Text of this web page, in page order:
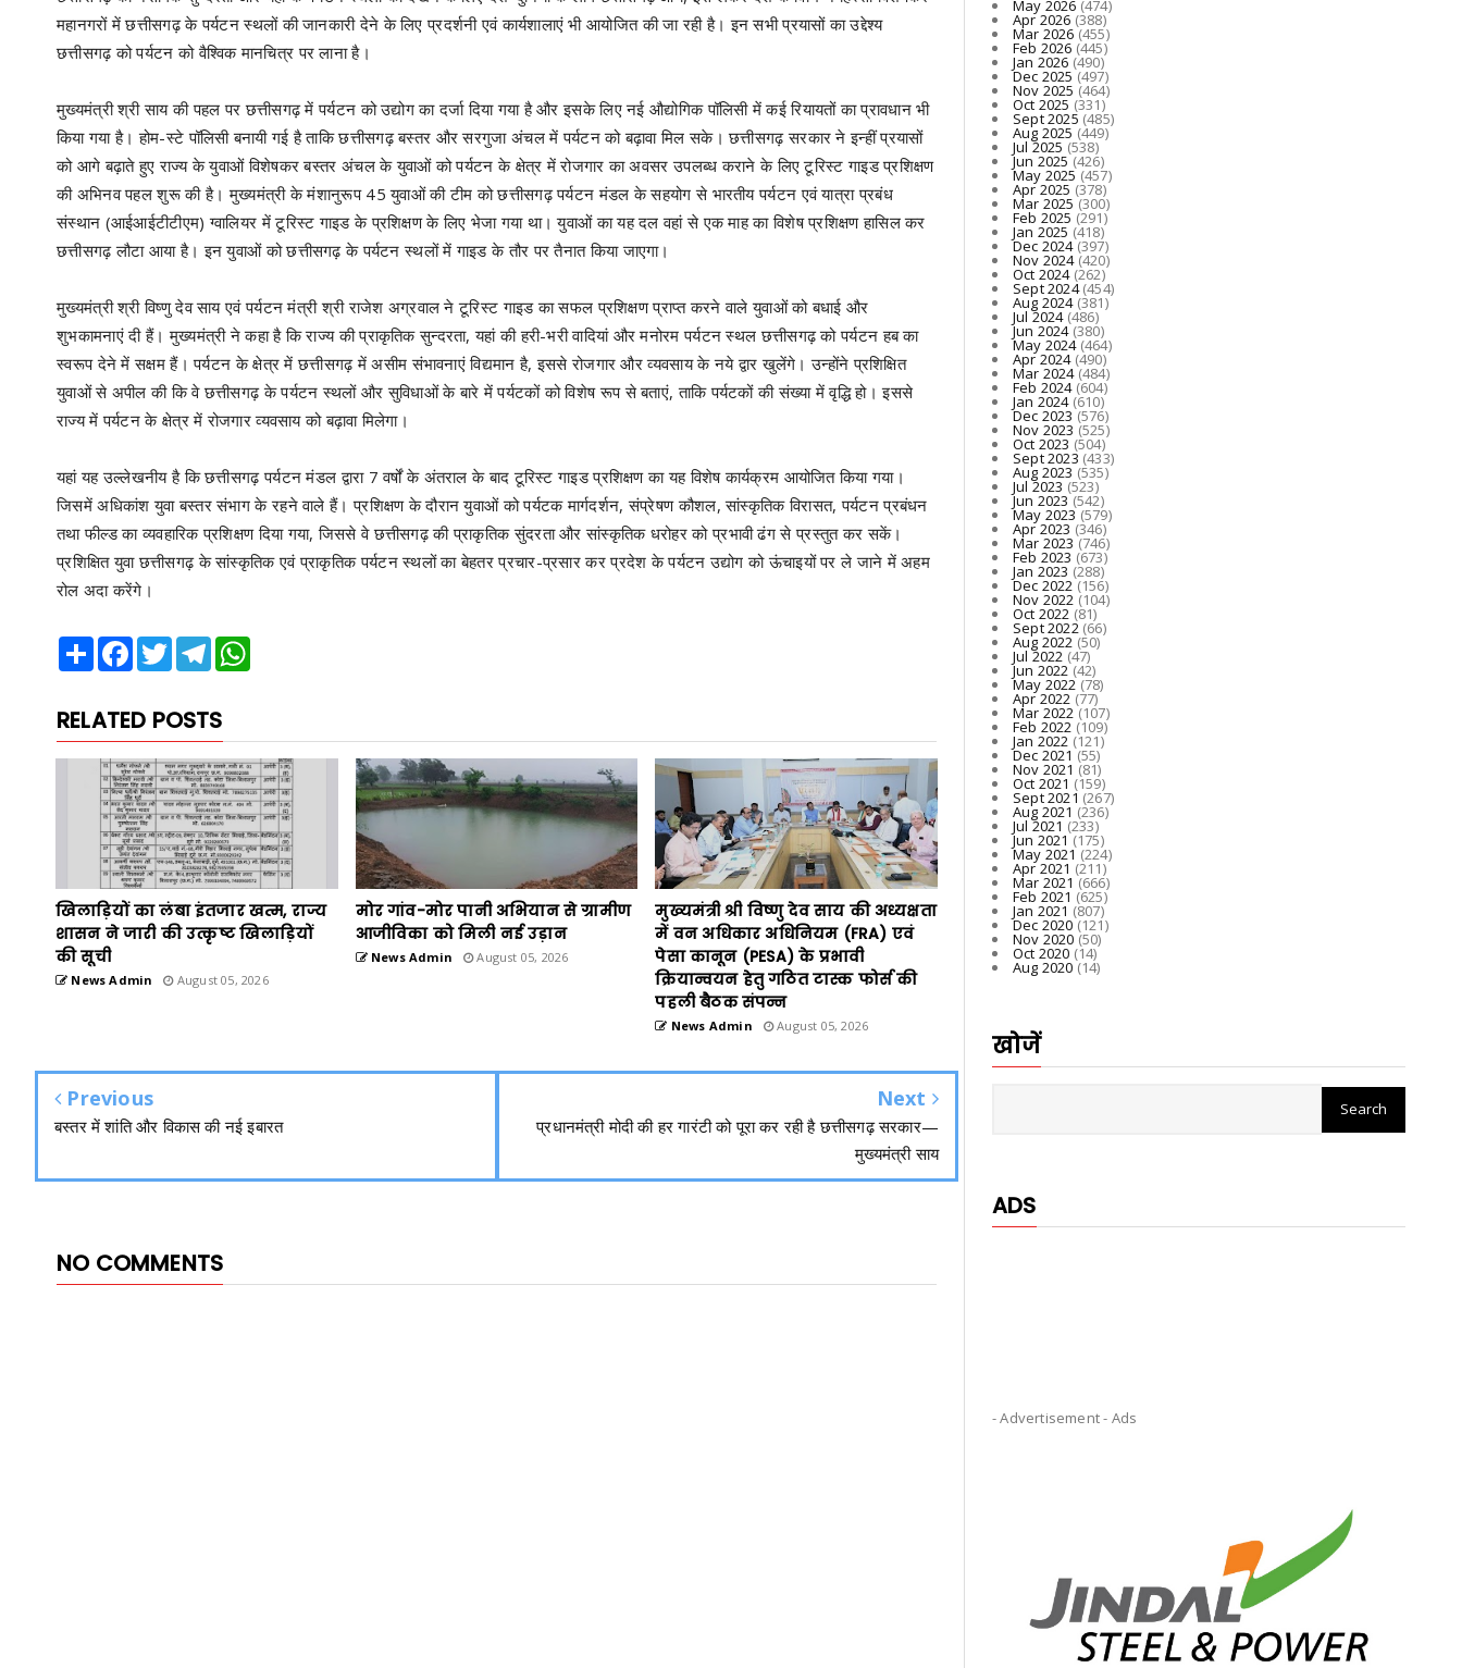
महानगरों में छत्तीसगढ़ के पर्यटन स्थलों की जानकारी देने के लिए प्रदर्शनी एवं कार्यशालाएं भी आयोजित की जा रही है। इन सभी प्रयासों का उद्देश्य
छत्तीसगढ़ को पर्यटन को वैश्विक मानचित्र पर लाना है।
मुख्यमंत्री श्री साय की पहल पर छत्तीसगढ़ में पर्यटन को उद्योग का दर्जा दिया गया है और इसके लिए नई औद्योगिक पॉलिसी में कई रियायतों का प्रावधान भी
किया गया है। होम-स्टे पॉलिसी बनायी गई है ताकि छत्तीसगढ़ बस्तर और सरगुजा अंचल में पर्यटन को बढ़ावा मिल सके। छत्तीसगढ़ सरकार ने इन्हीं प्रयासों
को आगे बढ़ाते हुए राज्य के युवाओं विशेषकर बस्तर अंचल के युवाओं को पर्यटन के क्षेत्र में रोजगार का अवसर उपलब्ध कराने के लिए टूरिस्ट गाइड प्रशिक्षण
की अभिनव पहल शुरू की है। मुख्यमंत्री के मंशानुरूप 45 युवाओं की टीम को छत्तीसगढ़ पर्यटन मंडल के सहयोग से भारतीय पर्यटन एवं यात्रा प्रबंध
संस्थान (आईआईटीटीएम) ग्वालियर में टूरिस्ट गाइड के प्रशिक्षण के लिए भेजा गया था। युवाओं का यह दल वहां से एक माह का विशेष प्रशिक्षण हासिल कर
छत्तीसगढ़ लौटा आया है। इन युवाओं को छत्तीसगढ़ के पर्यटन स्थलों में गाइड के तौर पर तैनात किया जाएगा।
मुख्यमंत्री श्री विष्णु देव साय एवं पर्यटन मंत्री श्री राजेश अग्रवाल ने टूरिस्ट गाइड का सफल प्रशिक्षण प्राप्त करने वाले युवाओं को बधाई और
शुभकामनाएं दी हैं। मुख्यमंत्री ने कहा है कि राज्य की प्राकृतिक सुन्दरता, यहां की हरी-भरी वादियां और मनोरम पर्यटन स्थल छत्तीसगढ़ को पर्यटन हब का
स्वरूप देने में सक्षम हैं। पर्यटन के क्षेत्र में छत्तीसगढ़ में असीम संभावनाएं विद्यमान है, इससे रोजगार और व्यवसाय के नये द्वार खुलेंगे। उन्होंने प्रशिक्षित
युवाओं से अपील की कि वे छत्तीसगढ़ के पर्यटन स्थलों और सुविधाओं के बारे में पर्यटकों को विशेष रूप से बताएं, ताकि पर्यटकों की संख्या में वृद्धि हो। इससे
राज्य में पर्यटन के क्षेत्र में रोजगार व्यवसाय को बढ़ावा मिलेगा।
यहां यह उल्लेखनीय है कि छत्तीसगढ़ पर्यटन मंडल द्वारा 7 वर्षों के अंतराल के बाद टूरिस्ट गाइड प्रशिक्षण का यह विशेष कार्यक्रम आयोजित किया गया।
जिसमें अधिकांश युवा बस्तर संभाग के रहने वाले हैं। प्रशिक्षण के दौरान युवाओं को पर्यटक मार्गदर्शन, संप्रेषण कौशल, सांस्कृतिक विरासत, पर्यटन प्रबंधन
तथा फील्ड का व्यवहारिक प्रशिक्षण दिया गया, जिससे वे छत्तीसगढ़ की प्राकृतिक सुंदरता और सांस्कृतिक धरोहर को प्रभावी ढंग से प्रस्तुत कर सकें।
प्रशिक्षित युवा छत्तीसगढ़ के सांस्कृतिक एवं प्राकृतिक पर्यटन स्थलों का बेहतर प्रचार-प्रसार कर प्रदेश के पर्यटन उद्योग को ऊंचाइयों पर ले जाने में अहम
रोल अदा करेंगे।
Share Facebook
TwitterTelegram
RELATED POSTS
खिलाड़ियों का लंबा इंतजार खत्म, राज्य
शासन ने जारी की उत्कृष्ट खिलाड़ियों
की सूची
News Admin August 05, 2026
मोर गांव-मोर पानी अभियान से ग्रामीण
आजीविका को मिली नई उड़ान
News Admin August 05, 2026
मुख्यमंत्री श्री विष्णु देव साय की अध्यक्षता
में वन अधिकार अधिनियम (FRA) एवं
पेसा कानून (PESA) के प्रभावी
क्रियान्वयन हेतु गठित टास्क फोर्स की
पहली बैठक संपन्न
News Admin August 05, 2026
Previous
बस्तर में शांति और विकास की नई इबारत
Next
प्रधानमंत्री मोदी की हर गारंटी को पूरा कर रही है छत्तीसगढ़ सरकार—
मुख्यमंत्री साय
NO COMMENTS
May 2026(474)
Apr 2026 (388)
Mar 2026(455)
Feb 2026 (445)
Jan 2026 (490)
Dec 2025(497)
Nov 2025 (464)
Oct 2025 (331)
Sept 2025 (485)
Aug 2025 (449)
Jul 2025 (538)
Jun 2025(426)
May 2025(457)
Apr 2025 (378)
Mar 2025 (300)
Feb 2025 (291)
Jan 2025 (418)
Dec 2024(397)
Nov 2024(420)
Oct 2024(262)
Sept 2024(454)
Aug 2024(381)
Jul 2024(486)
Jun 2024(380)
May 2024(464)
Apr 2024(490)
Mar 2024(484)
Feb 2024(604)
Jan 2024(610)
Dec 2023(576)
Nov 2023 (525)
Oct 2023 (504)
Sept 2023 (433)
Aug 2023 (535)
Jul 2023 (523)
Jun 2023(542)
May 2023(579)
Apr 2023 (346)
Mar 2023 (746)
Feb 2023 (673)
Jan 2023 (288)
Dec 2022(156)
Nov 2022 (104)
Oct 2022 (81)
Sept 2022(66)
Aug 2022 (50)
Jul 2022 (47)
Jun 2022(42)
May 2022(78)
Apr 2022 (77)
Mar 2022(107)
Feb 2022 (109)
Jan 2022 (121)
Dec 2021 (55)
Nov 2021 (81)
Oct 2021 (159)
Sept 2021 (267)
Aug 2021 (236)
Jul 2021 (233)
Jun 2021(175)
May 2021(224)
Apr 2021 (211)
Mar 2021 (666)
Feb 2021 (625)
Jan 2021 (807)
Dec 2020(121)
Nov 2020 (50)
Oct 2020 (14)
Aug 2020(14)
खोजें
ADS
- Advertisement - Ads